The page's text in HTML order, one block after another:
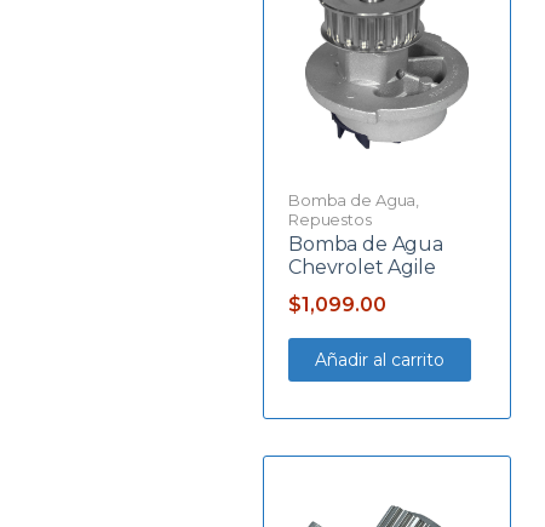
Bomba de Agua
Repuestos
Bomba de Agua
Chevrolet Agile
$1,099.00
Añadir al carrito